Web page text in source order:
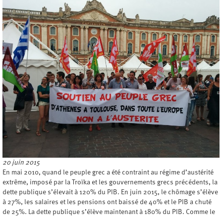
20 juin 2015
En mai 2010, quand le peuple grec a été contraint au régime d’austérité
extrême, imposé par la Troïka et les gouvernements grecs précédents, la
dette publique s’élevait à 120% du PIB. En juin 2015, le chômage s’élève
à 27%, les salaires et les pensions ont baissé de 40% et le PIB a chuté
de 25%. La dette publique s’élève maintenant à 180% du PIB. Comme le